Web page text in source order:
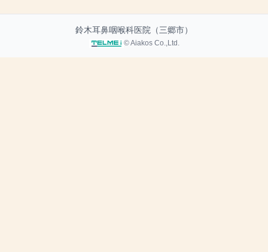
鈴木耳鼻咽喉科医院（三郷市）
© Aiakos Co.,Ltd.